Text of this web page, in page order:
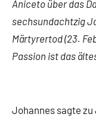
Aniceto über das
sechsundachtzig
Märtyrertod (23.
Passion ist das
Johannes sagte zu